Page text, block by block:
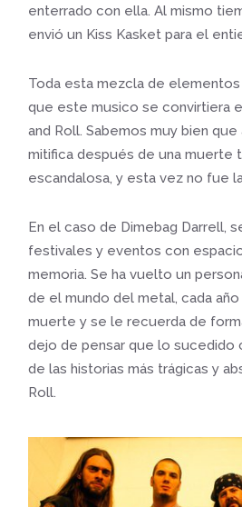
enterrado con ella. Al mismo
envió un Kiss Kasket para el
Toda esta mezcla de
que este musico se convirtiera
and Roll. Sabemos muy bien
mitifica después de una muerte
escandalosa, y esta vez no fue
En el caso de Dimebag Darrell,
festivales y eventos con
memoria. Se ha vuelto un
de el mundo del metal, cada
muerte y se le recuerda de
dejo de pensar que lo sucedido
de las historias más trágicas y
Roll.